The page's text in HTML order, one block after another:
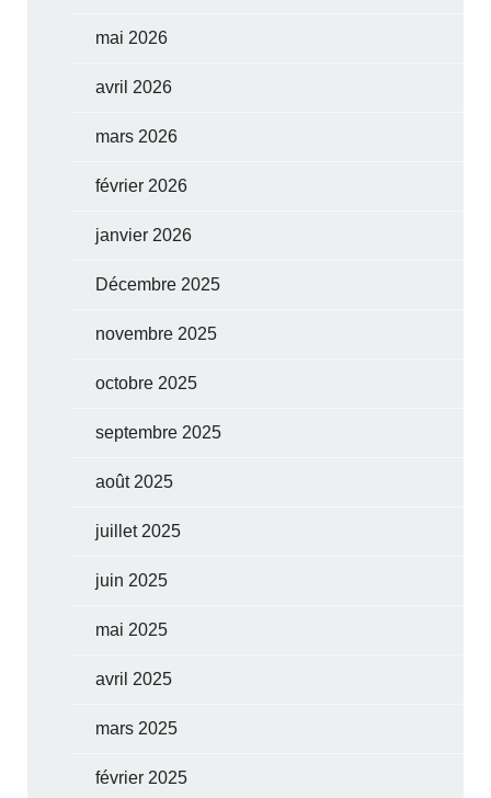
mai 2026
avril 2026
mars 2026
février 2026
janvier 2026
Décembre 2025
novembre 2025
octobre 2025
septembre 2025
août 2025
juillet 2025
juin 2025
mai 2025
avril 2025
mars 2025
février 2025